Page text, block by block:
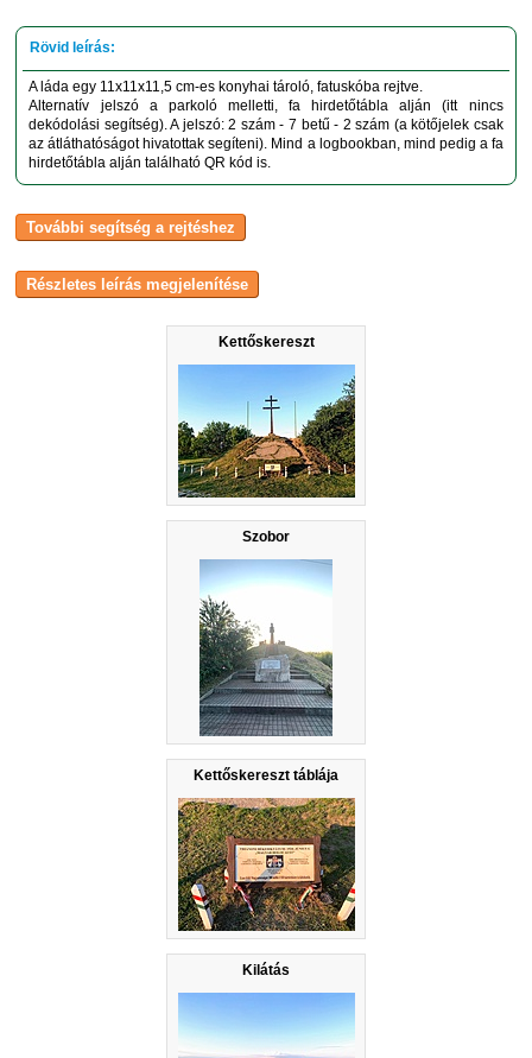
Kettőskereszt
Szobor
Kettőskereszt táblája
Kilátás
A láda egy 11x11x11,5 cm-es konyhai tároló, fatuskóba rejtve.
Alternatív jelszó a parkoló melletti, fa hirdetőtábla alján (itt nincs
dekódolási segítség). A jelszó: 2 szám - 7 betű - 2 szám (a kötőjelek csak
az átláthatóságot hivatottak segíteni). Mind a logbookban, mind pedig a fa
hirdetőtábla alján található QR kód is.